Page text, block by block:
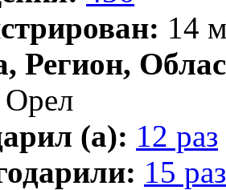
14
Регион,
Орел
(а): 12 раз
15 раз